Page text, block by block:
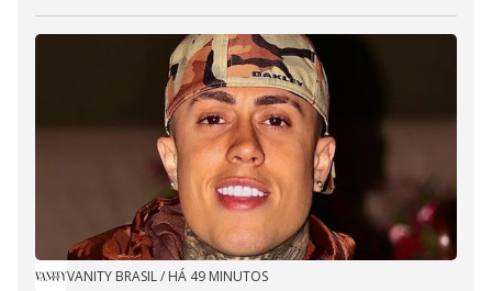
VANITY BRASIL/ HÁ 49 MINUTOS